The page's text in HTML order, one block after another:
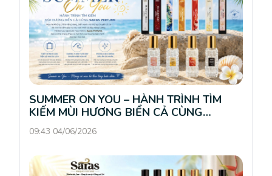
SUMMER ON YOU – HÀNH TRÌNH TÌM
KIẾM MÙI HƯƠNG BIỂN CẢ CÙNG
SARAS PERFUME
09:43 04/06/2026